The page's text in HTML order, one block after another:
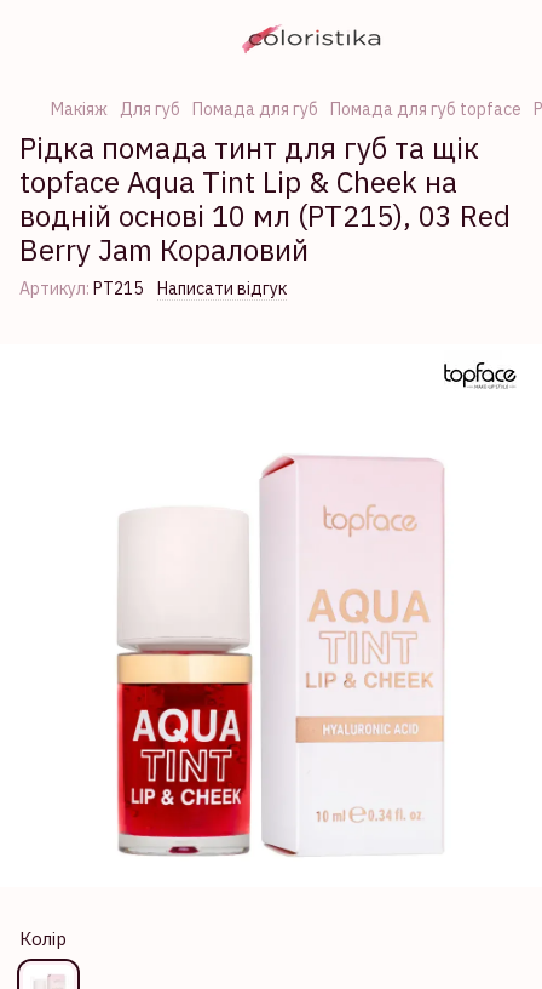
Макіяж Для губ Помада для губ Помада для губ topface
Рідка помада тинт для губ та щік
topface Aqua Tint Lip & Cheek на
водній основі 10 мл (РТ215), 03 Red
Berry Jam Кораловий
Артикул: PT215 Написати відгук
Колір